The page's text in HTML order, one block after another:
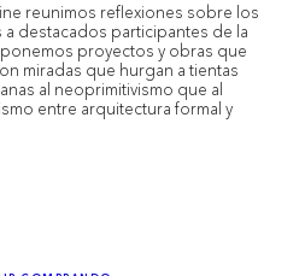
reunimos reflexiones sobre los
destacados participantes de la
proyectos y obras que
miradas que hurgan a tientas
al neoprimitivismo que al
entre arquitectura formal y